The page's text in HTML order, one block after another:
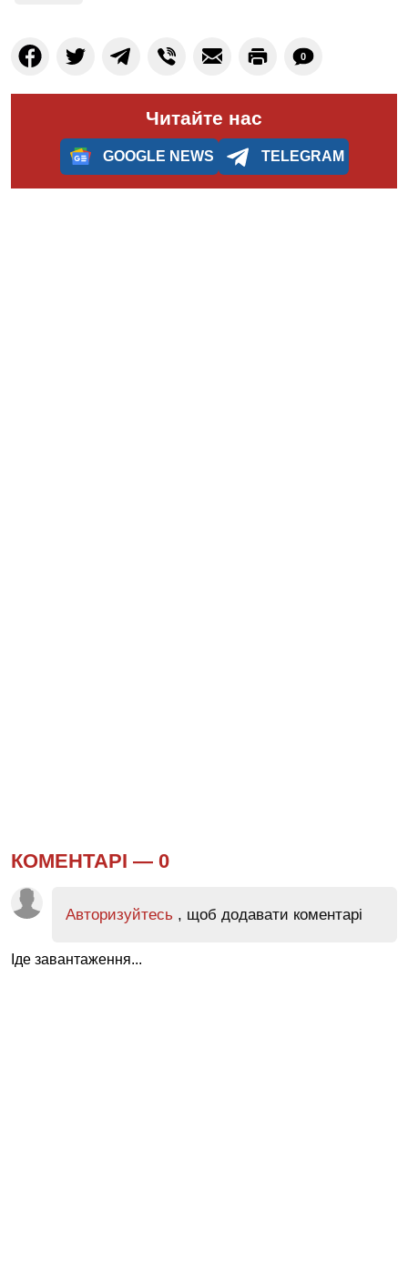
0
Читайте нас
GOOGLE NEWS TELEGRAM
КОМЕНТАРІ — 0
Авторизуйтесь , щоб додавати коментарі
Іде завантаження...